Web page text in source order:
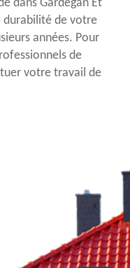
dans Gardegan Et
durabilité de votre
années. Pour
de
votre travail de